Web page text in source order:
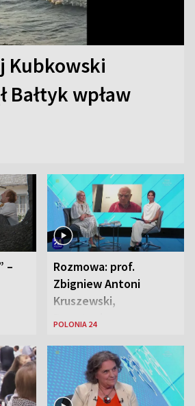
Kubkowski
Bałtyk wpław
–
Rozmowa: prof.
Zbigniew Antoni
Kruszewski,
Powstaniec
Zaryan, piosenkarka
POLONIA 24